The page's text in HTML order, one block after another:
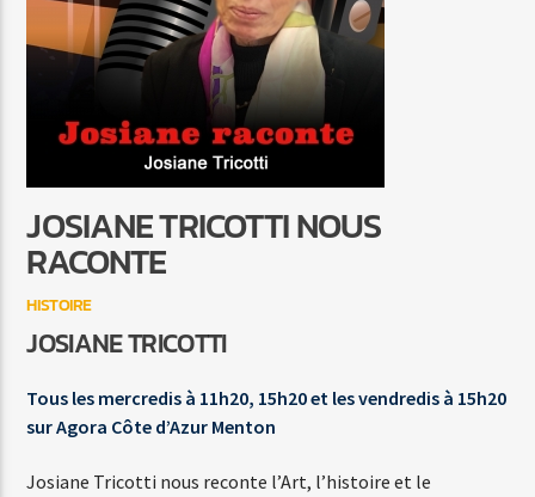
07 THE GOOD LIFE (WITH BILLY JOEL)
TONY BENNETT
Agora Côte d’Azur
Agora Menton/Monaco
JOSIANE TRICOTTI NOUS
RACONTE
HISTOIRE
JOSIANE TRICOTTI
Tous les mercredis à 11h20, 15h20 et les vendredis à 15h20
sur Agora Côte d’Azur Menton
Josiane Tricotti nous reconte l’Art, l’histoire et le